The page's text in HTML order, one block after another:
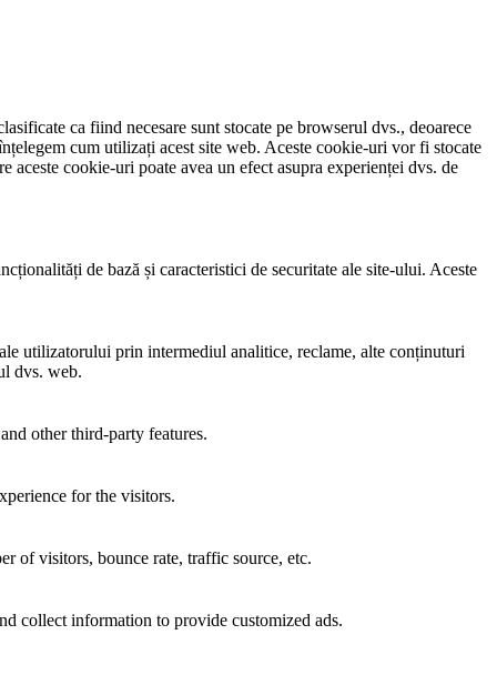
ca fiind necesare sunt stocate pe browserul dvs., deoarece
cum utilizați acest site web. Aceste cookie-uri vor fi stocate
cookie-uri poate avea un efect asupra experienței dvs. de
de bază și caracteristici de securitate ale site-ului. Aceste
utilizatorului prin intermediul analitice, reclame, alte conținuturi
dvs. web.
other third-party features.
for the visitors.
of visitors, bounce rate, traffic source, etc.
collect information to provide customized ads.